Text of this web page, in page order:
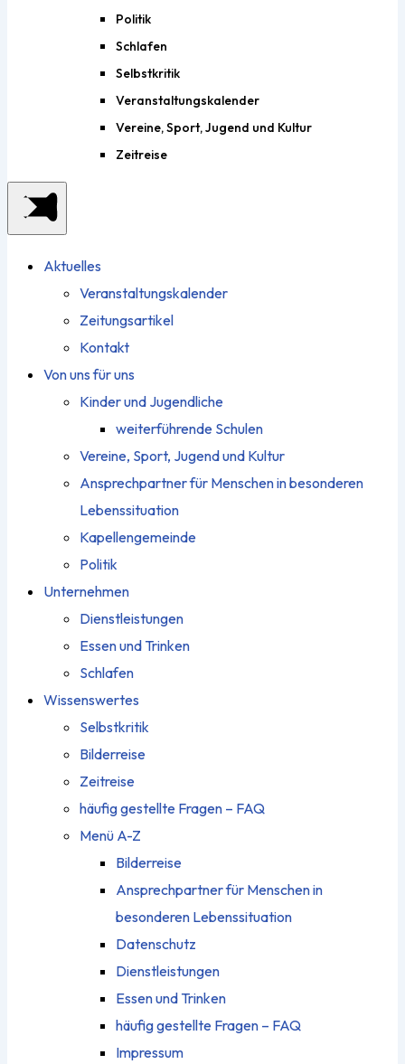
Politik
Schlafen
Selbstkritik
Veranstaltungskalender
Vereine, Sport, Jugend und Kultur
Zeitreise
Aktuelles
Veranstaltungskalender
Zeitungsartikel
Kontakt
Von uns für uns
Kinder und Jugendliche
weiterführende Schulen
Vereine, Sport, Jugend und Kultur
Ansprechpartner für Menschen in besonderen
Lebenssituation
Kapellengemeinde
Politik
Unternehmen
Dienstleistungen
Essen und Trinken
Schlafen
Wissenswertes
Selbstkritik
Bilderreise
Zeitreise
häufig gestellte Fragen – FAQ
Menü A-Z
Bilderreise
Ansprechpartner für Menschen in
besonderen Lebenssituation
Datenschutz
Dienstleistungen
Essen und Trinken
häufig gestellte Fragen – FAQ
Impressum